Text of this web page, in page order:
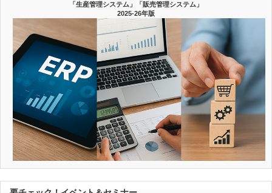
「生産管理システム」「販売管理システム」
2025-26年版